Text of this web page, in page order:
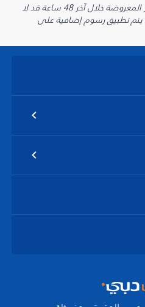
* تم الحصول على جميع الأسعار المعروضة خلال آخر 48 ساعة قد لا
تطبيق رسوم إضافية على